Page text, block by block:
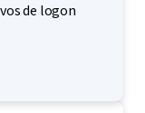
de logon